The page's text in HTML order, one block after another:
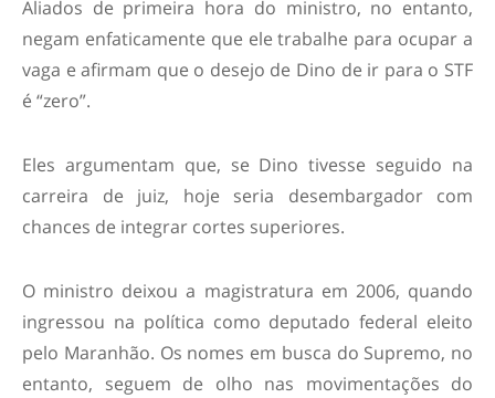
Aliados de primeira hora do ministro, no entanto,
negam enfaticamente que ele trabalhe para ocupar a
vaga e afirmam que o desejo de Dino de ir para o STF
é “zero”.
Eles argumentam que, se Dino tivesse seguido na
carreira de juiz, hoje seria desembargador com
chances de integrar cortes superiores.
O ministro deixou a magistratura em 2006, quando
ingressou na política como deputado federal eleito
pelo Maranhão. Os nomes em busca do Supremo, no
entanto, seguem de olho nas movimentações do